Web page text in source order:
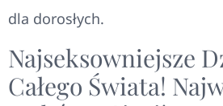
dla dorosłych.
Najseksowniejsze
Całego Świata!